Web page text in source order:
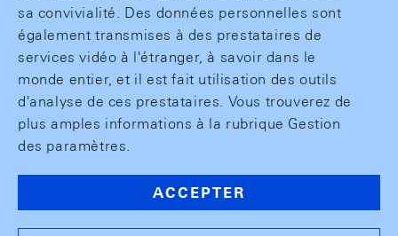
sa convivialité. Des données personnelles sont
également transmises à des prestataires de
services vidéo à l'étranger, à savoir dans le
monde entier, et il est fait utilisation des outils
d'analyse de ces prestataires. Vous trouverez de
plus amples informations à la rubrique Gestion
des paramètres.
ACCEPTER